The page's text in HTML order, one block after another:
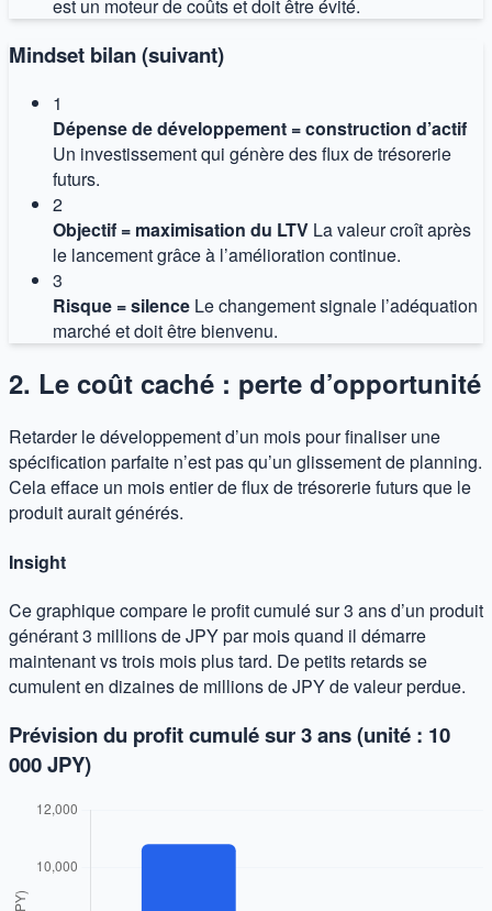
est un moteur de coûts et doit être évité.
Mindset bilan (suivant)
1
Dépense de développement = construction d’actif
Un investissement qui génère des flux de trésorerie
futurs.
2
Objectif = maximisation du LTV La valeur croît après
le lancement grâce à l’amélioration continue.
3
Risque = silence Le changement signale l’adéquation
marché et doit être bienvenu.
2. Le coût caché : perte d’opportunité
Retarder le développement d’un mois pour finaliser une
spécification parfaite n’est pas qu’un glissement de planning.
Cela efface un mois entier de flux de trésorerie futurs que le
produit aurait générés.
Insight
Ce graphique compare le profit cumulé sur 3 ans d’un produit
générant 3 millions de JPY par mois quand il démarre
maintenant vs trois mois plus tard. De petits retards se
cumulent en dizaines de millions de JPY de valeur perdue.
Prévision du profit cumulé sur 3 ans (unité : 10
000 JPY)